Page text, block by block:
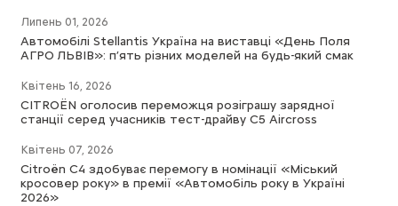
Липень 01, 2026
Автомобілі Stellantis Україна на виставці «День Поля
АГРО ЛЬВІВ»: п’ять різних моделей на будь-який смак
Квітень 16, 2026
CITROËN оголосив переможця розіграшу зарядної
станції серед учасників тест-драйву C5 Aircross
Квітень 07, 2026
Citroën C4 здобуває перемогу в номінації «Міський
кросовер року» в премії «Автомобіль року в Україні
2026»